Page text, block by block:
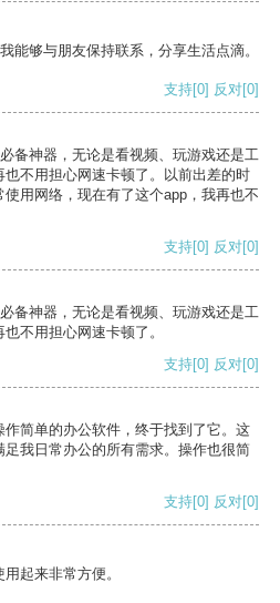
能够与朋友保持联系，分享生活点滴。
支持[0] 反对[0]
备神器，无论是看视频、玩游戏还是工
不用担心网速卡顿了。以前出差的时
用网络，现在有了这个app，我再也不
支持[0] 反对[0]
备神器，无论是看视频、玩游戏还是工
不用担心网速卡顿了。
支持[0] 反对[0]
简单的办公软件，终于找到了它。这
我日常办公的所有需求。操作也很简
支持[0] 反对[0]
起来非常方便。